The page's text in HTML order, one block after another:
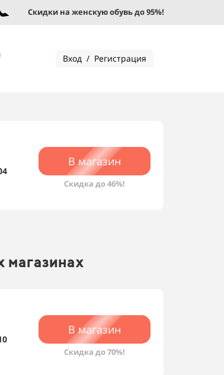
Скидки на женскую обувь до 95%!
Вход / Регистрация
В магазин
Скидка до 46%!
магазинах
В магазин
Скидка до 70%!